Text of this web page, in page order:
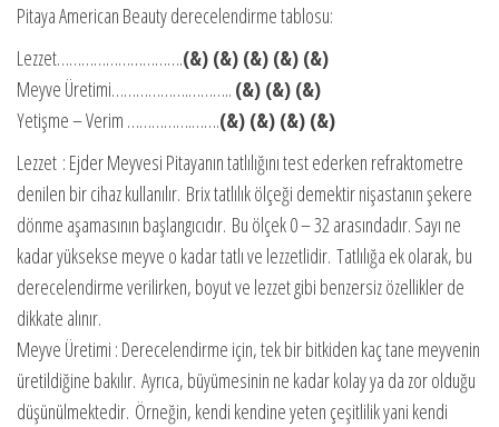
Pitaya American Beauty derecelendirme tablosu:
Lezzet………………………….(&) (&) (&) (&) (&)
Meyve Üretimi……………….……….. (&) (&) (&)
Yetişme – Verim …………….…….(&) (&) (&) (&)
Lezzet : Ejder Meyvesi Pitayanın tatlılığını test ederken refraktometre
denilen bir cihaz kullanılır. Brix tatlılık ölçeği demektir nişastanın şekere
dönme aşamasının başlangıcıdır. Bu ölçek 0 – 32 arasındadır. Sayı ne
kadar yüksekse meyve o kadar tatlı ve lezzetlidir. Tatlılığa ek olarak, bu
derecelendirme verilirken, boyut ve lezzet gibi benzersiz özellikler de
dikkate alınır.
Meyve Üretimi : Derecelendirme için, tek bir bitkiden kaç tane meyvenin
üretildiğine bakılır. Ayrıca, büyümesinin ne kadar kolay ya da zor olduğu
düşünülmektedir. Örneğin, kendi kendine yeten çeşitlilik yani kendi